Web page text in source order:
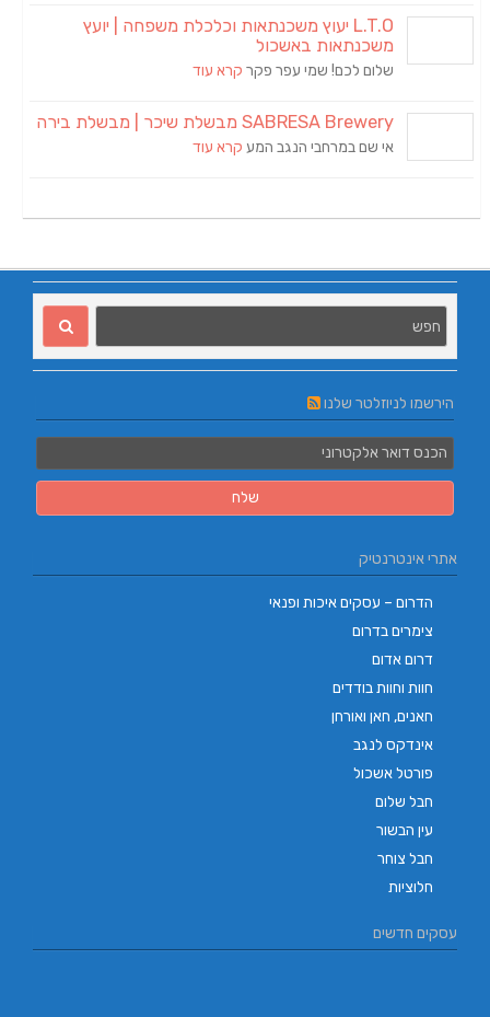
L.T.O יעוץ משכנתאות וכלכלת משפחה | יועץ
משכנתאות באשכול
שלום לכם! שמי עפר פקר קרא עוד
SABRESA Brewery מבשלת שיכר | מבשלת בירה
אי שם במרחבי הנגב המע קרא עוד
הירשמו לניוזלטר שלנו
אתרי אינטרנטיק
הדרום – עסקים איכות ופנאי
צימרים בדרום
דרום אדום
חוות וחוות בודדים
חאנים, חאן ואורחן
אינדקס לנגב
פורטל אשכול
חבל שלום
עין הבשור
חבל צוחר
חלוציות
עסקים חדשים